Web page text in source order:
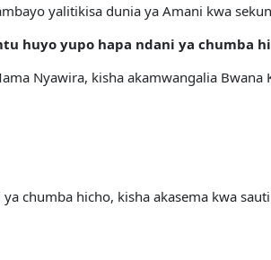
yalitikisa dunia ya Amani kwa
huyo yupo hapa ndani ya chumba
Nyawira, kisha akamwangalia Bwana
chumba hicho, kisha akasema kwa